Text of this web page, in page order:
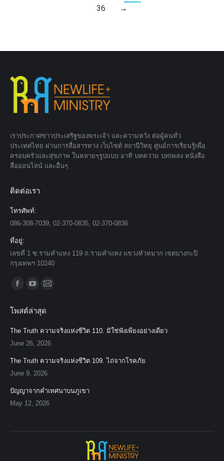
36
→
เราประกาศข่าวประเสริฐของพระเจ้า และความหวัง ต่อผู้คนทั่ว
ประเทศไทย ผ่านการสื่อสารทาง เว็บไซต์ สถานีวิทยุ ศูนย์การเรียนรู้เพื่อ
ครอบครัวและสุขภาพ ในหลายๆรูปแบบ อาทิ บทความ บทเพลง หนังสือ
สื่อออนไลน์ และอื่นๆ
ติดต่อเรา
โทรศัพท์:
086-308-7039, 02-370-0835, 02-370-0836
ที่อยู่:
เลขที่ 1 ซ.รามคำแหง 119 ถ.รามคำแหง แขวงหัวหมาก เขตบางกะปิ
กรุงเทพฯ 10240
Find us on:
opens
in
new
opens
in
new
in
new
โพสต์ล่าสุด
The Truth ความจริงแห่งชีวิต 110. มิใช่ฟังเพียงอย่างเดียว
June 26, 2026
The Truth ความจริงแห่งชีวิต 109. ไถ่จากโรคภัย
June 9, 2026
ปัญญาจากคำเทศนาบนภูเขา
May 12, 2026